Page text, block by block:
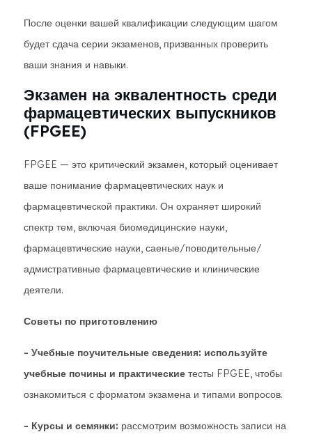
После оценки вашей квалификации следующим шагом
будет сдача серии экзаменов, призванных проверить
ваши знания и навыки.
Экзамен на эквалентность среди
фармацевтических выпускников
(FPGEE)
FPGEE — это критический экзамен, который оценивает
ваше понимание фармацевтических наук и
фармацевтической практики. Он охраняет широкий
спектр тем, включая биомедицинские науки,
фармацевтические науки, саеные/поводительные/
адмистративные фармацевтические и клинические
деятели.
Советы по приготовлению
- Учебные поучительные сведения: используйте
учебные почины и практические тесты FPGEE, чтобы
ознакомиться с форматом экзамена и типами вопросов.
- Курсы и семянки: рассмотрим возможность записи на